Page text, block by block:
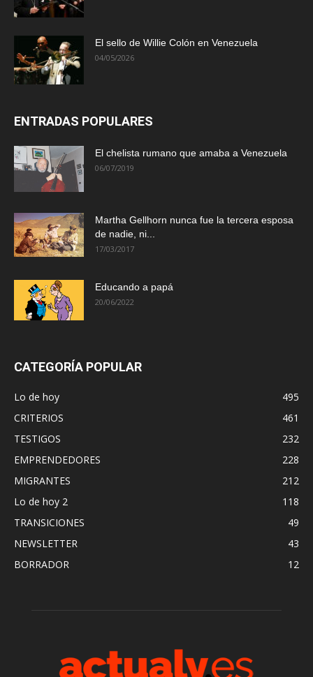
El sello de Willie Colón en Venezuela
04/05/2026
ENTRADAS POPULARES
El chelista rumano que amaba a Venezuela
06/07/2019
Martha Gellhorn nunca fue la tercera esposa
de nadie, ni...
17/03/2017
Educando a papá
20/06/2022
CATEGORÍA POPULAR
Lo de hoy
495
CRITERIOS
461
TESTIGOS
232
EMPRENDEDORES
228
MIGRANTES
212
Lo de hoy 2
118
TRANSICIONES
49
NEWSLETTER
43
BORRADOR
12